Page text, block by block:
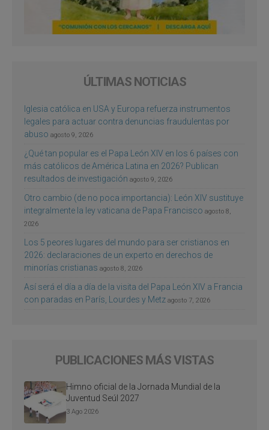
ÚLTIMAS NOTICIAS
Iglesia católica en USA y Europa refuerza instrumentos
legales para actuar contra denuncias fraudulentas por
abuso agosto 9, 2026
¿Qué tan popular es el Papa León XIV en los 6 países con
más católicos de América Latina en 2026? Publican
resultados de investigación agosto 9, 2026
Otro cambio (de no poca importancia): León XIV sustituye
integralmente la ley vaticana de Papa Francisco agosto 8,
2026
Los 5 peores lugares del mundo para ser cristianos en
2026: declaraciones de un experto en derechos de
minorías cristianas agosto 8, 2026
Así será el día a día de la visita del Papa León XIV a Francia
con paradas en París, Lourdes y Metz agosto 7, 2026
PUBLICACIONES MÁS VISTAS
Himno oficial de la Jornada Mundial de la
Juventud Seúl 2027
3 Ago 2026